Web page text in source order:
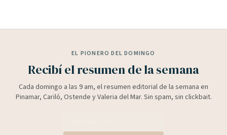
EL PIONERO DEL DOMINGO
Recibí el resumen de la semana
Cada domingo a las 9 am, el resumen editorial de la semana en
Pinamar, Cariló, Ostende y Valeria del Mar. Sin spam, sin clickbait.